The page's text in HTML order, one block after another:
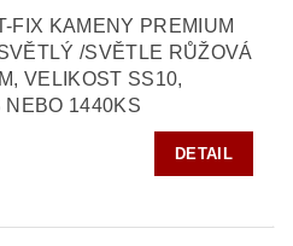
FIX KAMENY PREMIUM
/SVĚTLE RŮŽOVÁ
VELIKOST SS10,
NEBO 1440KS
DETAIL